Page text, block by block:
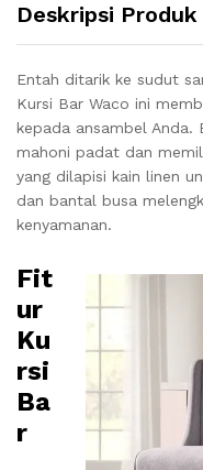
Deskripsi Produk
Entah ditarik ke sudut
Kursi Bar Waco ini
kepada ansambel Anda.
mahoni padat dan
yang dilapisi kain linen
dan bantal busa
kenyamanan.
Fit
ur
Ku
rsi
Ba
r